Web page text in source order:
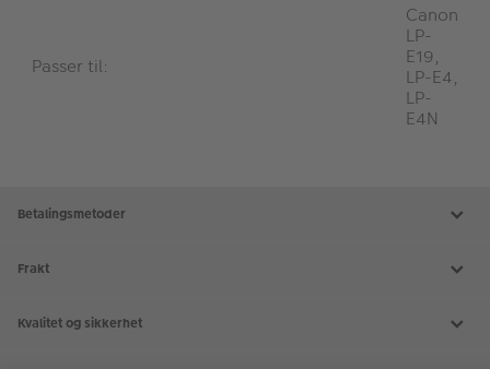
Passer til:
Canon
LP-
E19,
LP-E4,
LP-
E4N
Betalingsmetoder
Frakt
Kvalitet og sikkerhet